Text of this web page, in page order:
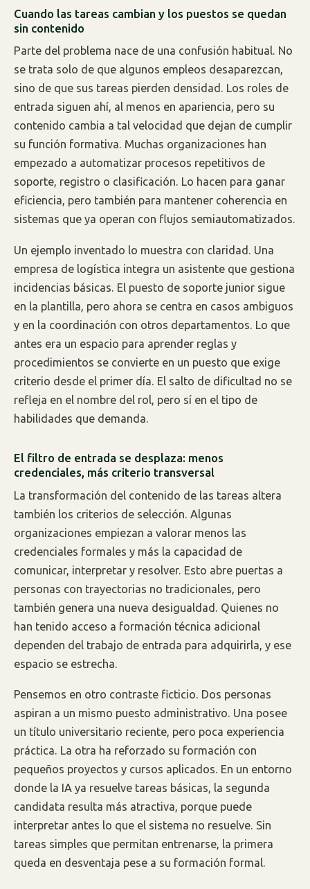
Cuando las tareas cambian y los puestos se quedan
sin contenido
Parte del problema nace de una confusión habitual. No
se trata solo de que algunos empleos desaparezcan,
sino de que sus tareas pierden densidad. Los roles de
entrada siguen ahí, al menos en apariencia, pero su
contenido cambia a tal velocidad que dejan de cumplir
su función formativa. Muchas organizaciones han
empezado a automatizar procesos repetitivos de
soporte, registro o clasificación. Lo hacen para ganar
eficiencia, pero también para mantener coherencia en
sistemas que ya operan con flujos semiautomatizados.
Un ejemplo inventado lo muestra con claridad. Una
empresa de logística integra un asistente que gestiona
incidencias básicas. El puesto de soporte junior sigue
en la plantilla, pero ahora se centra en casos ambiguos
y en la coordinación con otros departamentos. Lo que
antes era un espacio para aprender reglas y
procedimientos se convierte en un puesto que exige
criterio desde el primer día. El salto de dificultad no se
refleja en el nombre del rol, pero sí en el tipo de
habilidades que demanda.
El filtro de entrada se desplaza: menos
credenciales, más criterio transversal
La transformación del contenido de las tareas altera
también los criterios de selección. Algunas
organizaciones empiezan a valorar menos las
credenciales formales y más la capacidad de
comunicar, interpretar y resolver. Esto abre puertas a
personas con trayectorias no tradicionales, pero
también genera una nueva desigualdad. Quienes no
han tenido acceso a formación técnica adicional
dependen del trabajo de entrada para adquirirla, y ese
espacio se estrecha.
Pensemos en otro contraste ficticio. Dos personas
aspiran a un mismo puesto administrativo. Una posee
un título universitario reciente, pero poca experiencia
práctica. La otra ha reforzado su formación con
pequeños proyectos y cursos aplicados. En un entorno
donde la IA ya resuelve tareas básicas, la segunda
candidata resulta más atractiva, porque puede
interpretar antes lo que el sistema no resuelve. Sin
tareas simples que permitan entrenarse, la primera
queda en desventaja pese a su formación formal.